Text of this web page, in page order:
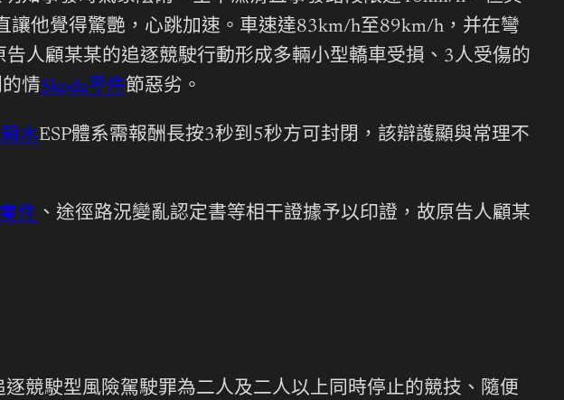
讓他覺得驚艷，心跳加速。車速達83km/h至89km/h，并在彎
人顧某某的追逐競駛行動形成多輛小型轎車受損、3人受傷的
情Skoda零件節惡劣。
水ESP體系需報酬長按3秒到5秒方可封閉，該辯護顯與常理不
件 、途徑路況變亂認定書等相干證據予以印證，故原告人顧某
競駛型風險駕駛罪為二人及二人以上同時停止的競技、隨便